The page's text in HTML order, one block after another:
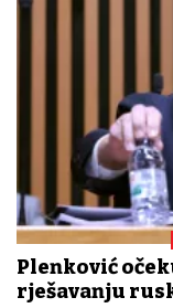
Plenković
rješavanju